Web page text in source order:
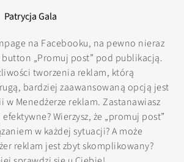
Patrycja Gala
na Facebooku, na pewno nieraz
„Promuj post” pod publikacją.
tworzenia reklam, którą
bardziej zaawansowaną opcją jest
Menedżerze reklam. Zastanawiasz
Wierzysz, że „promuj post”
w każdej sytuacji? A może
reklam jest zbyt skomplikowany?